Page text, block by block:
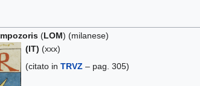
(LOM) (milanese)
(IT) (xxx)
(citato in TRVZ– pag. 305)